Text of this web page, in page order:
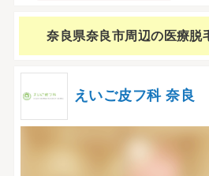
奈良県奈良市周辺の 医療脱
えいご皮フ科 奈良